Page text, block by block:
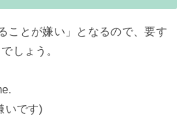
ことが嫌い」となるので、要す
しょう。
いです)